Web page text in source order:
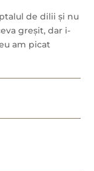
de dilii și nu
greșit, dar i-
am picat